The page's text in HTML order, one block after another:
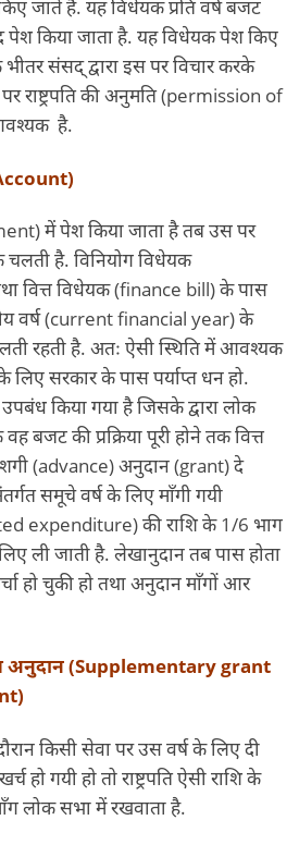
किए जाते हैं. यह विधेयक प्रति वर्ष बजट
किया जाता है. यह विधेयक पेश किए
संसद् द्वारा इस पर विचार करके
राष्ट्रपति की अनुमति (permission of
है.
में पेश किया जाता है तब उस पर
है. विनियोग विधेयक
वित्त विधेयक (finance bill) के पास
वर्ष (current financial year) के
रहती है. अतः ऐसी स्थिति में आवश्यक
सरकार के पास पर्याप्त धन हो.
किया गया है जिसके द्वारा लोक
बजट की प्रक्रिया पूरी होने तक वित्त
(advance) अनुदान (grant) दे
समूचे वर्ष के लिए माँगी गयी
expenditure) की राशि के 1/6 भाग
ली जाती है. लेखानुदान तब पास होता
हो चुकी हो तथा अनुदान माँगों आर
अनुदान (Supplementary grant
किसी सेवा पर उस वर्ष के लिए दी
हो गयी हो तो राष्ट्रपति ऐसी राशि के
लोक सभा में रखवाता है.